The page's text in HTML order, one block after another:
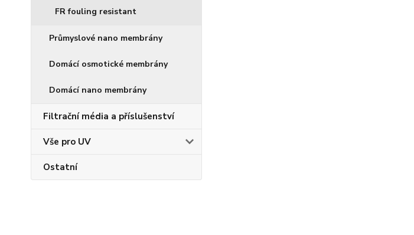
FR fouling resistant
Průmyslové nano membrány
Domácí osmotické membrány
Domácí nano membrány
Filtrační média a příslušenství
Vše pro UV
Ostatní